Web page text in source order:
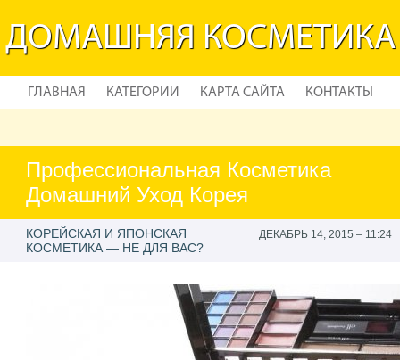
ДОМАШНЯЯ КОСМЕТИКА
ГЛАВНАЯ КАТЕГОРИИ КАРТА САЙТА КОНТАКТЫ
Профессиональная Косметика
Домашний Уход Корея
КОРЕЙСКАЯ И ЯПОНСКАЯ
КОСМЕТИКА — НЕ ДЛЯ ВАС?
ДЕКАБРЬ 14, 2015 – 11:24